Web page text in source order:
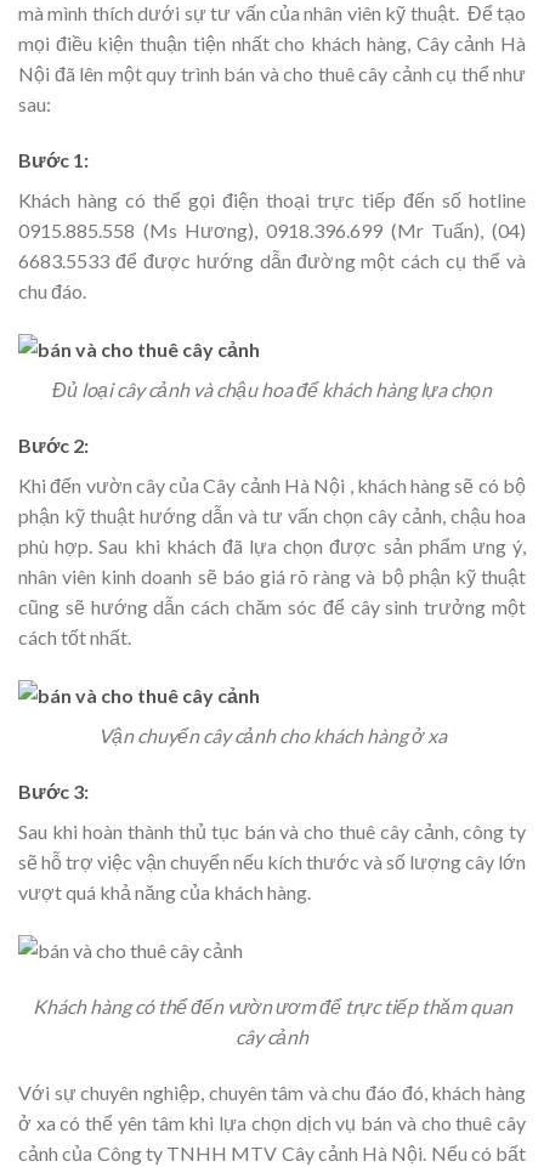
mà mình thích dưới sự tư vấn của nhân viên kỹ thuật. Để tạo
mọi điều kiện thuận tiện nhất cho khách hàng, Cây cảnh Hà
Nội đã lên một quy trình bán và cho thuê cây cảnh cụ thể như
sau:
Bước 1:
Khách hàng có thể gọi điện thoại trực tiếp đến số hotline
0915.885.558 (Ms Hương), 0918.396.699 (Mr Tuấn), (04)
6683.5533 để được hướng dẫn đường một cách cụ thể và
chu đáo.
Đủ loại cây cảnh và chậu hoa để khách hàng lựa chọn
Bước 2:
Khi đến vườn cây của Cây cảnh Hà Nội , khách hàng sẽ có bộ
phận kỹ thuật hướng dẫn và tư vấn chọn cây cảnh, chậu hoa
phù hợp. Sau khi khách đã lựa chọn được sản phẩm ưng ý,
nhân viên kinh doanh sẽ báo giá rõ ràng và bộ phận kỹ thuật
cũng sẽ hướng dẫn cách chăm sóc để cây sinh trưởng một
cách tốt nhất.
Vận chuyển cây cảnh cho khách hàng ở xa
Bước 3:
Sau khi hoàn thành thủ tục bán và cho thuê cây cảnh, công ty
sẽ hỗ trợ việc vận chuyển nếu kích thước và số lượng cây lớn
vượt quá khả năng của khách hàng.
Khách hàng có thể đến vườn ươm để trực tiếp thăm quan
cây cảnh
Với sự chuyên nghiệp, chuyên tâm và chu đáo đó, khách hàng
ở xa có thể yên tâm khi lựa chọn dịch vụ bán và cho thuê cây
cảnh của Công ty TNHH MTV Cây cảnh Hà Nội. Nếu có bất